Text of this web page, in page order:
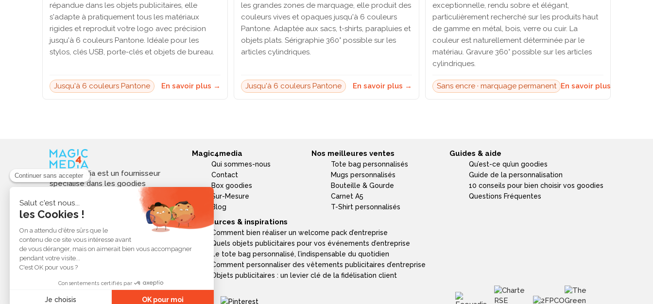
répandue dans les objets publicitaires, elle
s'adapte à pratiquement tous les matériaux
rigides et reproduit votre logo avec précision
jusqu'à 6 couleurs Pantone. Idéale pour les
stylos, clés USB, porte-clés et objets de bureau.
Jusqu'à 6 couleurs Pantone En savoir plus →
les grandes zones de marquage, elle produit des
couleurs vives et opaques jusqu'à 6 couleurs
Pantone. Adaptée aux sacs, t-shirts, parapluies et
objets plats. Sérigraphie 360° possible sur les
articles cylindriques.
Jusqu'à 6 couleurs Pantone En savoir plus →
exceptionnelle, rendu sobre et élégant,
particulièrement recherché sur les produits haut
de gamme en métal, bois, verre ou cuir. La
couleur est naturellement déterminée par le
matériau. Gravure 360° possible sur les articles
cylindriques.
Sans encre · marquage permanent En savoir plus →
Magic4media est un fournisseur
spécialisé dans les goodies
personnalisés et objets publicitaires
pour les entreprises. Nous
sélectionnons des produits utiles,
tendances et responsables pour
valoriser votre image de marque,
soutenir vos actions de
communication et réussir vos
opérations événementielles,
Magic4media
Qui sommes-nous
Contact
Box goodies
Sur-Mesure
Blog
Nos meilleures ventes
Tote bag personnalisés
Mugs personnalisés
Bouteille & Gourde
Carnet A5
T-Shirt personnalisés
Guides & aide
Qu’est-ce qu’un goodies
Guide de la personnalisation
10 conseils pour bien choisir vos goodies
Questions Fréquentes
Ressources & inspirations
Comment bien réaliser un welcome pack d’entreprise
Quels objets publicitaires pour vos événements d’entreprise
Le tote bag personnalisé, l’indispensable du quotidien
Comment personnaliser des vêtements publicitaires d’entreprise
Objets publicitaires : un levier clé de la fidélisation client